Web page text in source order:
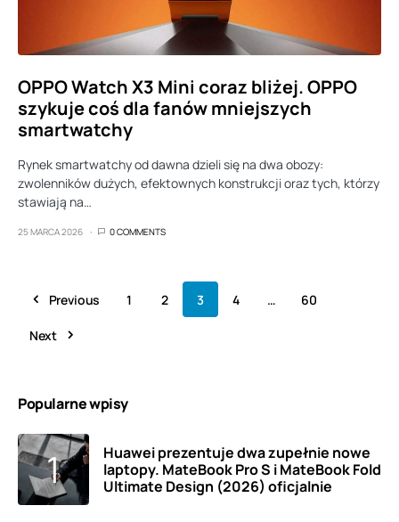
OPPO Watch X3 Mini coraz bliżej. OPPO
szykuje coś dla fanów mniejszych
smartwatchy
Rynek smartwatchy od dawna dzieli się na dwa obozy:
zwolenników dużych, efektownych konstrukcji oraz tych, którzy
stawiają na…
25 MARCA 2026 0 COMMENTS
Previous 1 2 3 4 … 60
Next
Popularne wpisy
Huawei prezentuje dwa zupełnie nowe
laptopy. MateBook Pro S i MateBook Fold
Ultimate Design (2026) oficjalnie